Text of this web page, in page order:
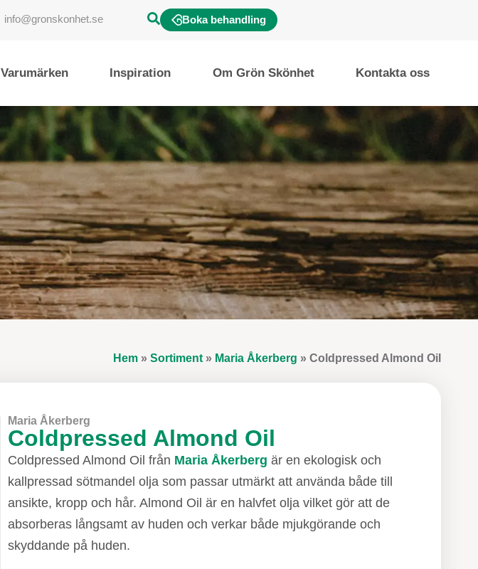
info@gronskonhet.se Boka behandling
Varumärken Inspiration Om Grön Skönhet Kontakta oss
Hem » Sortiment » Maria Åkerberg » Coldpressed Almond Oil
Maria Åkerberg
Coldpressed Almond Oil
Coldpressed Almond Oil från Maria Åkerberg är en ekologisk och
kallpressad sötmandel olja som passar utmärkt att använda både till
ansikte, kropp och hår. Almond Oil är en halvfet olja vilket gör att de
absorberas långsamt av huden och verkar både mjukgörande och
skyddande på huden.